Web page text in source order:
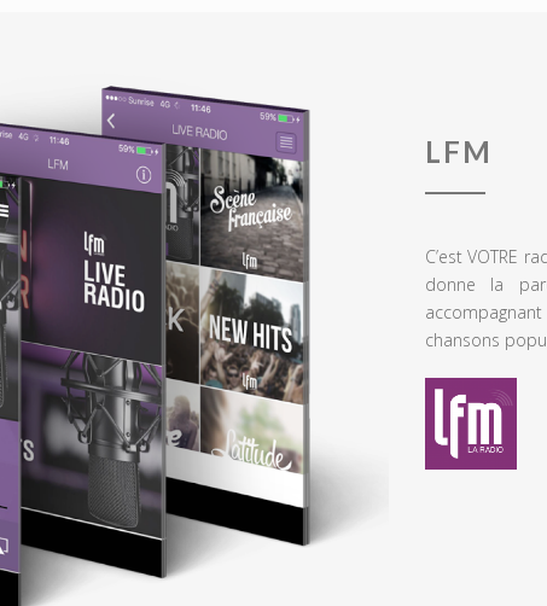
LFM
C’est VOTRE
donne la
chansons